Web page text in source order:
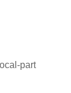
part